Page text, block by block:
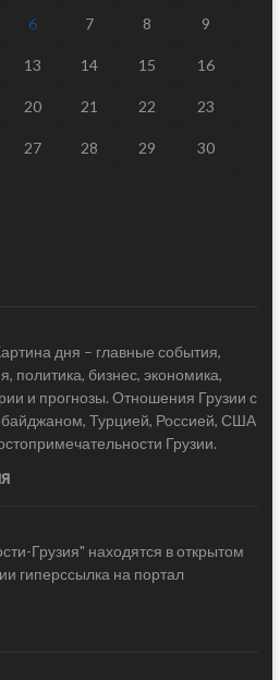
6 7 8 9
13 14 15 16
20 21 22 23
27 28 29 30
дня – главные события,
политика, бизнес, экономика,
и прогнозы. Отношения Грузии с
Турцией, Россией, США
Грузии.
Грузия" находятся в открытом
гиперссылка на портал